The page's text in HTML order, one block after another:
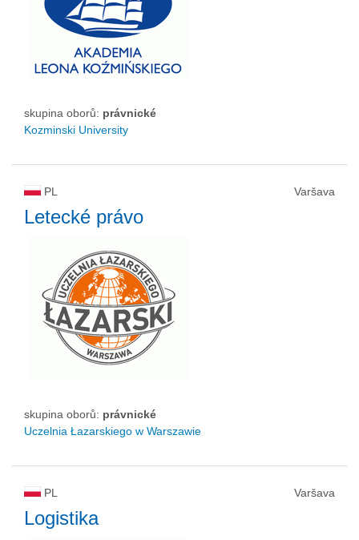
skupina oborů: právnické
Kozminski University
PL Varšava
Letecké právo
skupina oborů: právnické
Uczelnia Łazarskiego w Warszawie
PL Varšava
Logistika